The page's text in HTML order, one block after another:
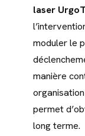
laser
moduler le
manière
permet
long terme.